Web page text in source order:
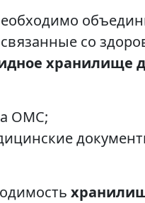
со
хранилище
ОМС;